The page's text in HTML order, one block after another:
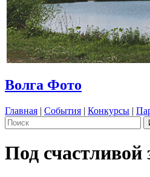
Волга Фото
Главная | События | Конкурсы |
Под счастливой